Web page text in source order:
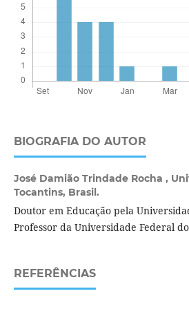
BIOGRAFIA DO AUTOR
José Damião Trindade Rocha ,
Tocantins, Brasil.
Doutor em Educação pela
Professor da Universidade Federal
REFERÊNCIAS